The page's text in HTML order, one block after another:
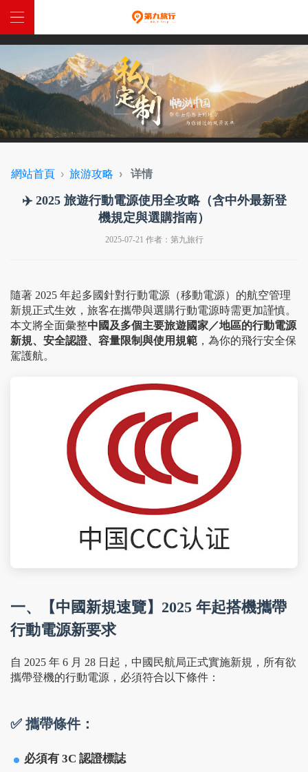
網站首頁
中國定制
全球定制
西藏入藏函
關於我們
網站首頁 旅游攻略 详情
✈️ 2025 旅遊行動電源使用全攻略（含中外最新登
機規定與選購指南）
2025-07-21 作者：第九旅行
隨著 2025 年起多國針對行動電源（移動電源）的航空管理
新規正式生效，旅客在攜帶與選購行動電源時需更加謹慎。
本文將全面彙整中國及多個主要旅遊國家／地區的行動電源
新規、安全認證、容量限制與使用規範 ，為你的飛行安全保
駕護航。
一、【中國新規速覽】2025 年起搭機攜帶
行動電源新要求
自 2025 年 6 月 28 日起，中國民航局正式實施新規，所有欲
攜帶登機的行動電源，必須符合以下條件：
✅ 攜帶條件：
必須有 3C 認證標誌